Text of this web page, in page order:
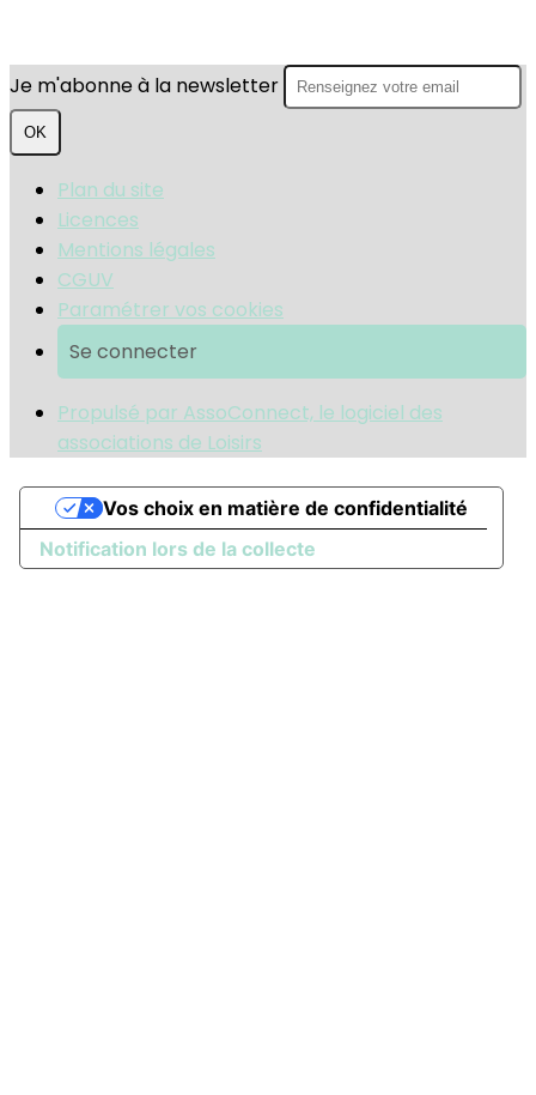
Je m'abonne à la newsletter
OK
Plan du site
Licences
Mentions légales
CGUV
Paramétrer vos cookies
Se connecter
Propulsé par AssoConnect, le logiciel des
associations de Loisirs
Notification lors de la collecte
Vos choix en matière de confidentialité